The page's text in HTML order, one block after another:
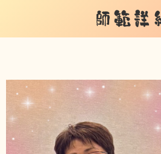
師範詳